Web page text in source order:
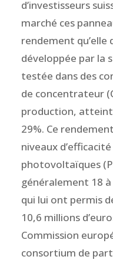
d’investisseurs
marché ces
rendement qu’elle
développée par la
testée dans des
de concentrateur
production,
29%. Ce
niveaux
photovoltaïques
généralement 18 à
qui lui ont permis
10,6 millions
Commission
consortium de